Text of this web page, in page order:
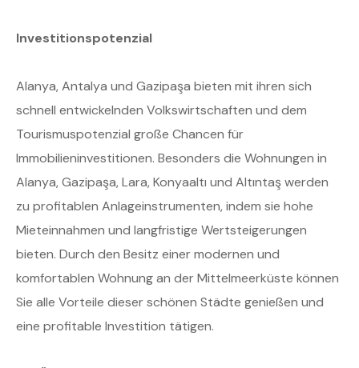
Investitionspotenzial
Alanya, Antalya und Gazipaşa bieten mit ihren sich
schnell entwickelnden Volkswirtschaften und dem
Tourismuspotenzial große Chancen für
Immobilieninvestitionen. Besonders die Wohnungen in
Alanya, Gazipaşa, Lara, Konyaaltı und Altıntaş werden
zu profitablen Anlageinstrumenten, indem sie hohe
Mieteinnahmen und langfristige Wertsteigerungen
bieten. Durch den Besitz einer modernen und
komfortablen Wohnung an der Mittelmeerküste können
Sie alle Vorteile dieser schönen Städte genießen und
eine profitable Investition tätigen.